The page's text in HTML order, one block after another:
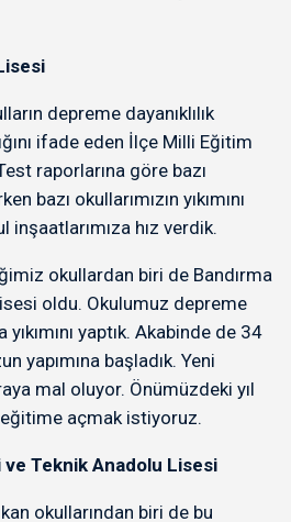
depreme dayanıklılık
ifade eden İlçe Milli Eğitim
raporlarına göre bazı
bazı okullarımızın yıkımını
hız verdik.
okullardan biri de Bandırma
oldu. Okulumuz depreme
yıkımını yaptık. Akabinde de 34
yapımına başladık. Yeni
mal oluyor. Önümüzdeki yıl
açmak istiyoruz.
Teknik Anadolu Lisesi
okullarından biri de bu